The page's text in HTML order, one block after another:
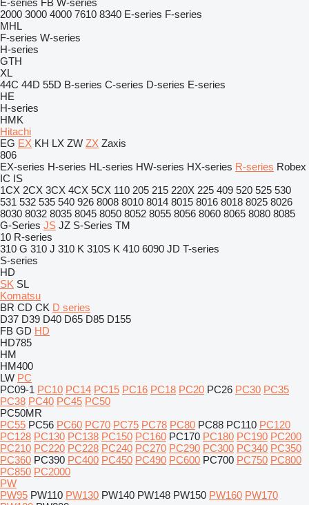
E-series FB W-series
2000 3000 4000 7610 8340 E-series F-series
MHL
F-series W-series
H-series
GTH
XL
44C 44D 55D B-series C-series D-series E-series
HE
H-series
HMK
Hitachi
EG EX KH LX ZW ZX Zaxis
806
EX-series H-series HL-series HW-series HX-series R-series Robex
IC IS
1CX 2CX 3CX 4CX 5CX 110 205 215 220X 225 409 520 525 530
531 532 535 540 926 8008 8010 8014 8015 8016 8018 8025 8026
8030 8032 8035 8045 8050 8052 8055 8056 8060 8065 8080 8085
G-Series JS JZ S-Series TM
10 R-series
310 G 310 J 310 K 310S K 410 6090 JD T-series
S-series
HD
SK SL
Komatsu
BR CD CK D series
D37 D39 D40 D65 D85 D155
FB GD HD
HD785
HM
HM400
LW PC
PC09-1 PC10 PC14 PC15 PC16 PC18 PC20 PC26 PC30 PC35
PC38 PC40 PC45 PC50
PC50MR
PC55 PC56 PC60 PC70 PC75 PC78 PC80 PC88 PC110 PC120
PC128 PC130 PC138 PC150 PC160 PC170 PC180 PC190 PC200
PC210 PC220 PC228 PC240 PC270 PC290 PC300 PC340 PC350
PC360 PC390 PC400 PC450 PC490 PC600 PC700 PC750 PC800
PC850 PC2000
PW
PW95 PW110 PW130 PW140 PW148 PW150 PW160 PW170